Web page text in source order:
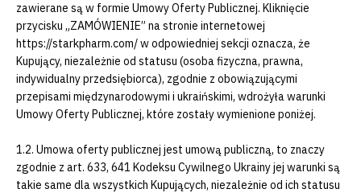
zawierane są w formie Umowy Oferty Publicznej. Kliknięcie
przycisku „ZAMÓWIENIE” na stronie internetowej
https://starkpharm.com/ w odpowiedniej sekcji oznacza, że
Kupujący, niezależnie od statusu (osoba fizyczna, prawna,
indywidualny przedsiębiorca), zgodnie z obowiązującymi
przepisami międzynarodowymi i ukraińskimi, wdrożyła warunki
Umowy Oferty Publicznej, które zostały wymienione poniżej.
1.2. Umowa oferty publicznej jest umową publiczną, to znaczy
zgodnie z art. 633, 641 Kodeksu Cywilnego Ukrainy jej warunki są
takie same dla wszystkich Kupujących, niezależnie od ich statusu